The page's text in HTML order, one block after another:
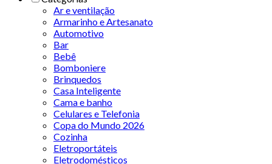
Ar e ventilação
Armarinho e Artesanato
Automotivo
Bar
Bebê
Bomboniere
Brinquedos
Casa Inteligente
Cama e banho
Celulares e Telefonia
Copa do Mundo 2026
Cozinha
Eletroportáteis
Eletrodomésticos